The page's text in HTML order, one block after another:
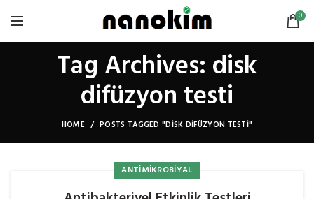
0
Tag Archives: disk
difüzyon testi
HOME POSTS TAGGED "DISK DIFÜZYON TESTI"
ANTIMIKROBIYAL